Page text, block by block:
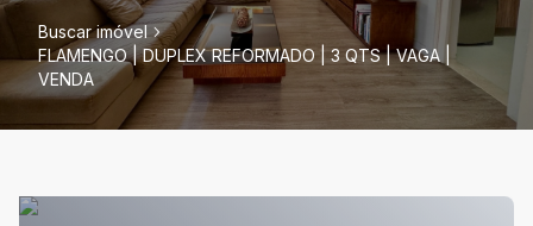
Buscar imóvel
FLAMENGO | DUPLEX REFORMADO | 3 QTS | VAGA |
VENDA